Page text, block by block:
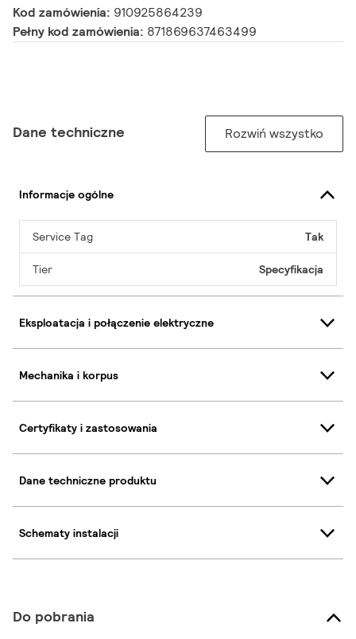
Kod zamówienia: 910925864239
Pełny kod zamówienia: 871869637463499
Dane techniczne Rozwiń wszystko
Informacje ogólne
Service Tag Tak
Tier Specyfikacja
Eksploatacja i połączenie elektryczne
Mechanika i korpus
Certyfikaty i zastosowania
Dane techniczne produktu
Schematy instalacji
Do pobrania